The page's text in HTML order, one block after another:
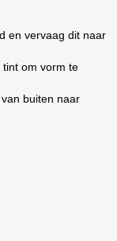
en vervaag dit naar
om vorm te
buiten naar